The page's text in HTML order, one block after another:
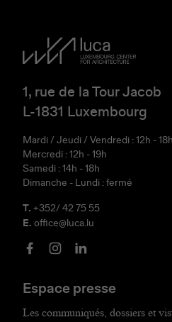
1, rue de la Tour Jacob
L-1831 Luxembourg
Mardi / Jeudi / Vendredi : 12h - 18h
Mercredi : 12h - 19h
Samedi : 14h - 18h
Dimanche - Lundi : fermé
T. +352/ 42 75 55
E. office@luca.lu
Espace presse
Les communiqués, dossiers et